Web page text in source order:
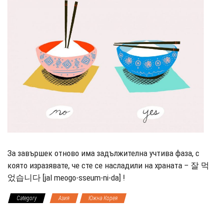
За завършек отново има задължителна учтива фаза, с
която изразявате, че сте се насладили на храната – 잘 먹
었습니다 [jal meogo-sseum-ni-da] !
Category Азия Южна Корея